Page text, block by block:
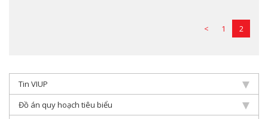
< 1 2
Tin VIUP
Đồ án quy hoạch tiêu biểu